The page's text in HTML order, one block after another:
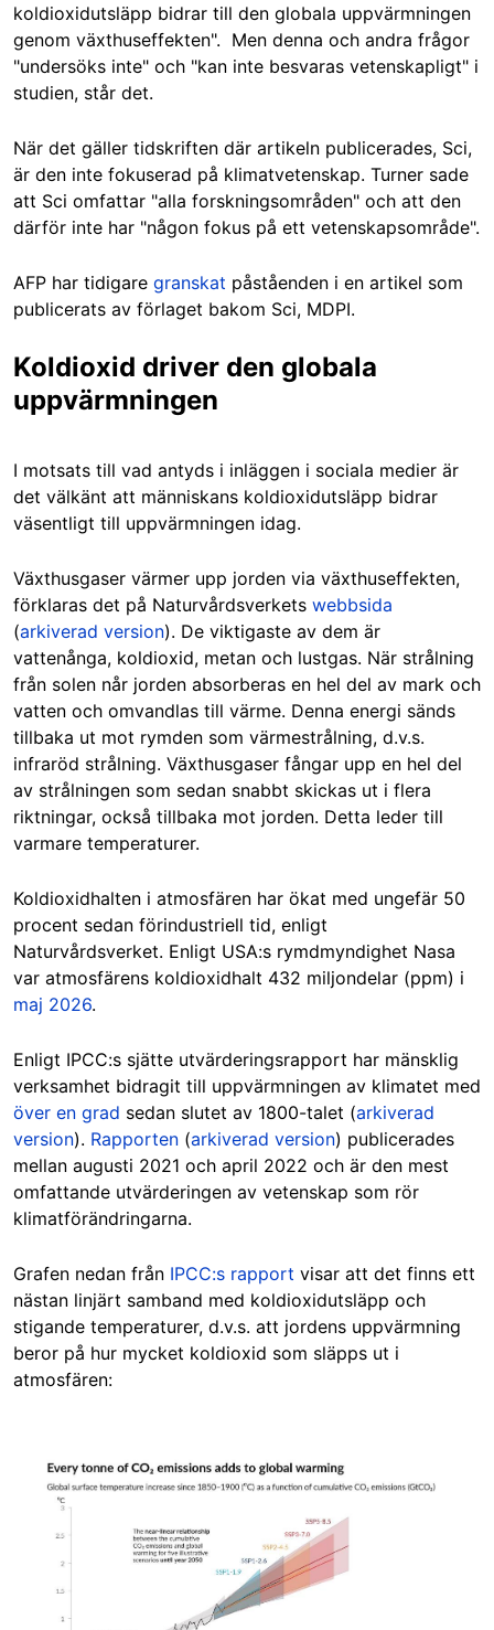
koldioxidutsläpp bidrar till den globala uppvärmningen
genom växthuseffekten". Men denna och andra frågor
"undersöks inte" och "kan inte besvaras vetenskapligt" i
studien, står det.
När det gäller tidskriften där artikeln publicerades, Sci,
är den inte fokuserad på klimatvetenskap. Turner sade
att Sci omfattar "alla forskningsområden" och att den
därför inte har "någon fokus på ett vetenskapsområde".
AFP har tidigare granskat påståenden i en artikel som
publicerats av förlaget bakom Sci, MDPI.
Koldioxid driver den globala
uppvärmningen
I motsats till vad antyds i inläggen i sociala medier är
det välkänt att människans koldioxidutsläpp bidrar
väsentligt till uppvärmningen idag.
Växthusgaser värmer upp jorden via växthuseffekten,
förklaras det på Naturvårdsverkets webbsida
(arkiverad version). De viktigaste av dem är
vattenånga, koldioxid, metan och lustgas. När strålning
från solen når jorden absorberas en hel del av mark och
vatten och omvandlas till värme. Denna energi sänds
tillbaka ut mot rymden som värmestrålning, d.v.s.
infraröd strålning. Växthusgaser fångar upp en hel del
av strålningen som sedan snabbt skickas ut i flera
riktningar, också tillbaka mot jorden. Detta leder till
varmare temperaturer.
Koldioxidhalten i atmosfären har ökat med ungefär 50
procent sedan förindustriell tid, enligt
Naturvårdsverket. Enligt USA:s rymdmyndighet Nasa
var atmosfärens koldioxidhalt 432 miljondelar (ppm) i
maj 2026.
Enligt IPCC:s sjätte utvärderingsrapport har mänsklig
verksamhet bidragit till uppvärmningen av klimatet med
över en grad sedan slutet av 1800-talet (arkiverad
version). Rapporten (arkiverad version) publicerades
mellan augusti 2021 och april 2022 och är den mest
omfattande utvärderingen av vetenskap som rör
klimatförändringarna.
Grafen nedan från IPCC:s rapport visar att det finns ett
nästan linjärt samband med koldioxidutsläpp och
stigande temperaturer, d.v.s. att jordens uppvärmning
beror på hur mycket koldioxid som släpps ut i
atmosfären:
Image